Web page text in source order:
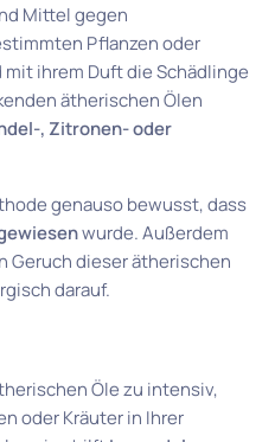
Mittel gegen
Pflanzen oder
ihrem Duft die Schädlinge
ätherischen Ölen
, Zitronen- oder
genauso bewusst, dass
wurde. Außerdem
Geruch dieser ätherischen
darauf.
Öle zu intensiv,
oder Kräuter in Ihrer